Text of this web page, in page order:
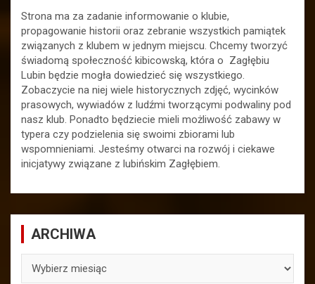
Strona ma za zadanie informowanie o klubie,
propagowanie historii oraz zebranie wszystkich pamiątek
związanych z klubem w jednym miejscu. Chcemy tworzyć
świadomą społeczność kibicowską, która o Zagłębiu
Lubin będzie mogła dowiedzieć się wszystkiego.
Zobaczycie na niej wiele historycznych zdjęć, wycinków
prasowych, wywiadów z ludźmi tworzącymi podwaliny pod
nasz klub. Ponadto będziecie mieli możliwość zabawy w
typera czy podzielenia się swoimi zbiorami lub
wspomnieniami. Jesteśmy otwarci na rozwój i ciekawe
inicjatywy związane z lubińskim Zagłębiem.
ARCHIWA